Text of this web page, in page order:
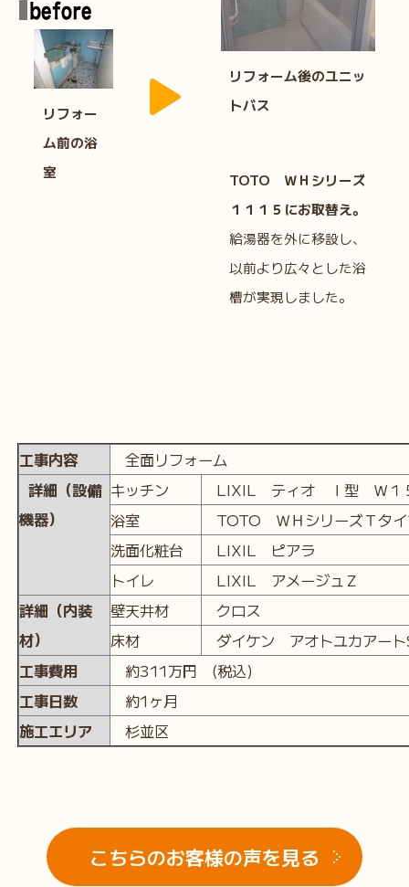
リフォー
ム前の浴
室
リフォーム後のユニッ
トバス
TOTO ＷＨシリーズ
１１１５にお取替え。
給湯器を外に移設し、
以前より広々とした浴
槽が実現しました。
工事内容
全面リフォーム
詳細（設備
機器）
キッチン
LIXIL ティオ Ｉ型 Ｗ１
浴室
TOTO ＷＨシリーズＴタ
洗面化粧台
LIXIL ピアラ
トイレ
LIXIL アメージュＺ
詳細（内装
材）
壁天井材
クロス
床材
ダイケン アオトユカアー
工事費用
約311万円 (税込)
工事日数
約1ヶ月
施工エリア
杉並区
こちらのお客様の声を見る